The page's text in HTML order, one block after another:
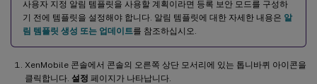
사용자 지정 알림 템플릿을 사용할 계획이라면 등록 보안 모드를 구성하
기 전에 템플릿을 설정해야 합니다. 알림 템플릿에 대한 자세한 내용은 알
림 템플릿 생성 또는 업데이트를 참조하십시오.
XenMobile 콘솔에서 콘솔의 오른쪽 상단 모서리에 있는 톱니바퀴 아이콘을
클릭합니다. 설정 페이지가 나타납니다.